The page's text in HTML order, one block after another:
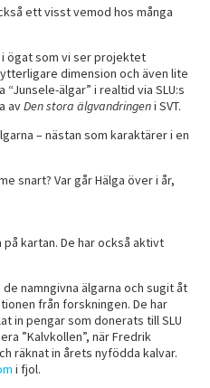
ett visst vemod hos många
ögat som vi ser projektet
dimension och även lite
älgar” i realtid via SLU:s
avDen stora älgvandringeni SVT.
– nästan som karaktärer i en
snart? Var går Hälga över i år,
kartan. De har också aktivt
namngivna älgarna och sugit åt
från forskningen. De har
in pengar som donerats till SLU
”Kalvkollen”, när Fredrik
räknat in årets nyfödda kalvar.
i fjol.